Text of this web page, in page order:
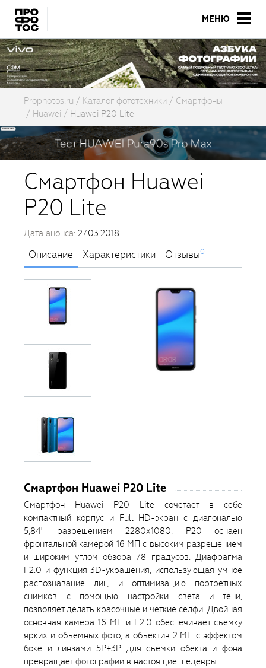
МЕНЮ
Prophotos.ru Каталог фототехники
Смартфоны
Huawei
Huawei P20 Lite
Смартфон Huawei
P20 Lite
Дата анонса: 27.03.2018
Описание Характеристики Отзывы0
Смартфон Huawei P20 Lite
Смартфон Huawei P20 Lite сочетает в себе
компактный корпус и Full HD-экран с диагональю
5,84" разрешением 2280х1080. Р20 оснаен
фронтальной камерой 16 МП с высоким разрешением
и широким углом обзора 78 градусов. Диафрагма
F2.0 и функция 3D-украшения, использующая умное
распознавание лиц и оптимизацию портретных
снимков с помощью настройки света и тени,
позволяет делать красочные и четкие селфи. Двойная
основная камера 16 МП и F2.0 обеспечивает съемку
ярких и объемных фото, а объектив 2 МП с эффектом
боке и линзами 5Р+3Р для съемки обекта и фона
превращает фотографии в настоящие шедевры.